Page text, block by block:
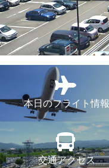
本日のフライト情報
交通アクセス